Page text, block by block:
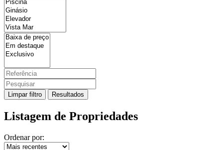
Limpar filtro Resultados
Listagem de Propriedades
Ordenar por: